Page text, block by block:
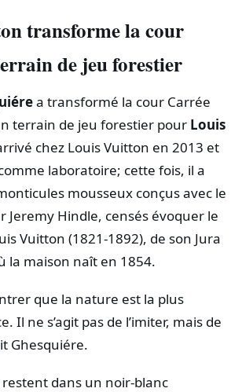
transforme la cour
de jeu forestier
a transformé la cour Carrée
terrain de jeu forestier pour Louis
chez Louis Vuitton en 2013 et
laboratoire; cette fois, il a
mousseux conçus avec le
Jeremy Hindle, censés évoquer le
Vuitton (1821‑1892), de son Jura
la maison naît en 1854.
que la nature est la plus
Il ne s’agit pas de l’imiter, mais de
Ghesquiére.
dans un noir‑blanc